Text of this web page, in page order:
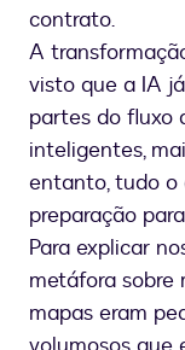
contrato.
A
visto que a IA
partes do fluxo
inteligentes,
entanto, tudo o
preparação
Para explicar
metáfora sobre
mapas eram